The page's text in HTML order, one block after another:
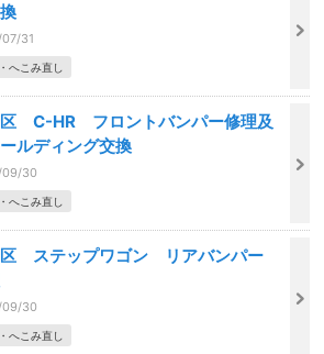
31
へこみ直し
C-HR フロントバンパー修理及
ルディング交換
30
へこみ直し
ステップワゴン リアバンパー
30
へこみ直し